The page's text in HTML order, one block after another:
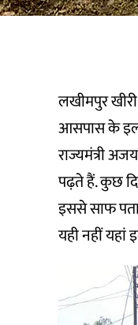
लखीमपुर
आसपास के
राज्यमंत्री
पढ़ते हैं. कुछ
इससे साफ
यही नहीं